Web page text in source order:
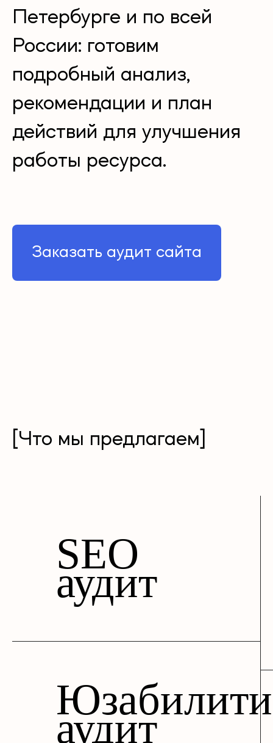
Петербурге и по всей
России: готовим
подробный анализ,
рекомендации и план
действий для улучшения
работы ресурса.
Заказать аудит сайта
[Что мы предлагаем]
SEO
аудит
Юзабилити
аудит